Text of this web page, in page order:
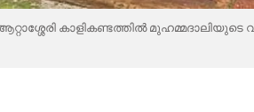
കാളികണ്ടത്തിൽ മുഹമ്മദാലിയുടെ